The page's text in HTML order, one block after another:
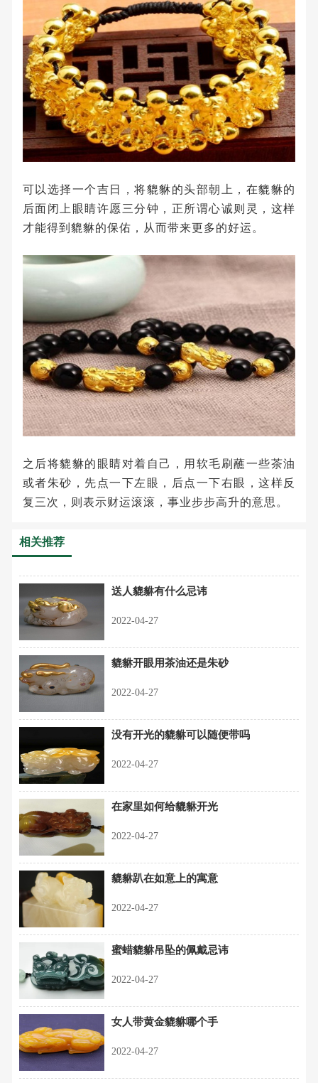
可以选择一个吉日，将貔貅的头部朝上，在貔貅的
后面闭上眼睛许愿三分钟，正所谓心诚则灵，这样
才能得到貔貅的保佑，从而带来更多的好运。
之后将貔貅的眼睛对着自己，用软毛刷蘸一些茶油
或者朱砂，先点一下左眼，后点一下右眼，这样反
复三次，则表示财运滚滚，事业步步高升的意思。
相关推荐
送人貔貅有什么忌讳
2022-04-27
貔貅开眼用茶油还是朱砂
2022-04-27
没有开光的貔貅可以随便带吗
2022-04-27
在家里如何给貔貅开光
2022-04-27
貔貅趴在如意上的寓意
2022-04-27
蜜蜡貔貅吊坠的佩戴忌讳
2022-04-27
女人带黄金貔貅哪个手
2022-04-27